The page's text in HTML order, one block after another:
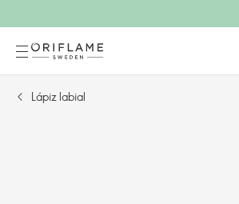
Lápiz labial